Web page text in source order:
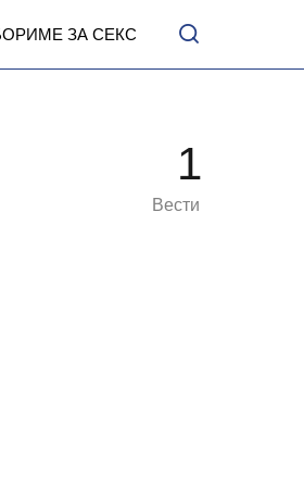
ЗА СЕКС
1
Вести